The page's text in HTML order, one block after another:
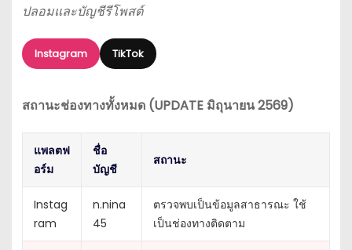
ปลอมและบัญชีรีโพสต์
Instagram TikTok
สถานะช่องทางทั้งหมด (UPDATE มิถุนายน 2569)
แพลตฟ
อร์ม
ชื่อ
บัญชี
สถานะ
Instag
ram
n.nina
45
ตรวจพบเป็นข้อมูลสาธารณะ ใช้
เป็นช่องทางติดตาม